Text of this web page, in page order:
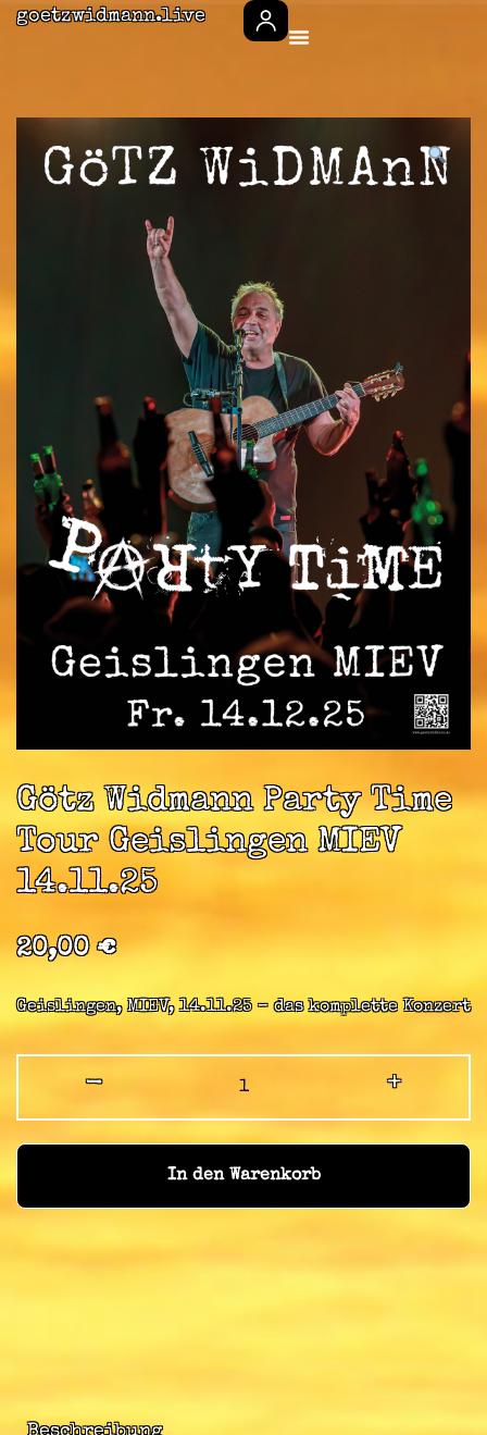
goetzwidmann.live
Götz Widmann Party Time
Tour Geislingen MIEV
14.11.25
20,00€
Geislingen, MIEV, 14.11.25 – das komplette Konzert
- +
In den Warenkorb